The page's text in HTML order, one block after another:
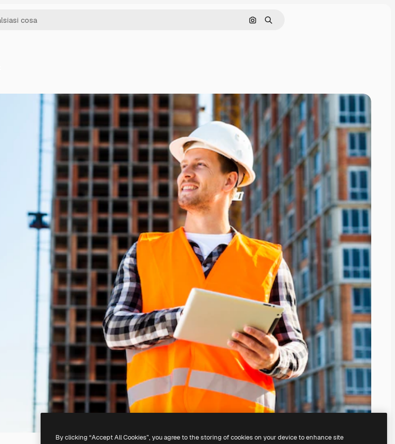
Cerca per immagine
Ricerca
By clicking “Accept All Cookies”, you agree to the storing of cookies on your device to enhance site